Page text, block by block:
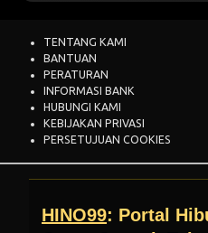
TENTANG KAMI
BANTUAN
PERATURAN
INFORMASI BANK
HUBUNGI KAMI
KEBIJAKAN PRIVASI
PERSETUJUAN COOKIES
HINO99: Portal